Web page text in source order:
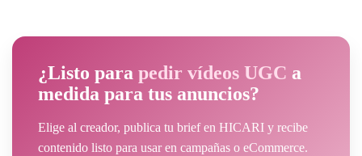
¿Listo para pedir vídeos UGC a
medida para tus anuncios?
Elige al creador, publica tu brief en HICARI y recibe
contenido listo para usar en campañas o eCommerce.